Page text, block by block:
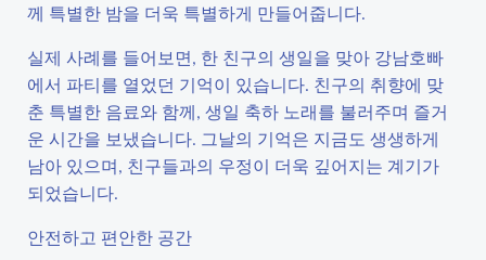
께 특별한 밤을 더욱 특별하게 만들어줍니다.
실제 사례를 들어보면, 한 친구의 생일을 맞아 강남호빠
에서 파티를 열었던 기억이 있습니다. 친구의 취향에 맞
춘 특별한 음료와 함께, 생일 축하 노래를 불러주며 즐거
운 시간을 보냈습니다. 그날의 기억은 지금도 생생하게
남아 있으며, 친구들과의 우정이 더욱 깊어지는 계기가
되었습니다.
안전하고 편안한 공간